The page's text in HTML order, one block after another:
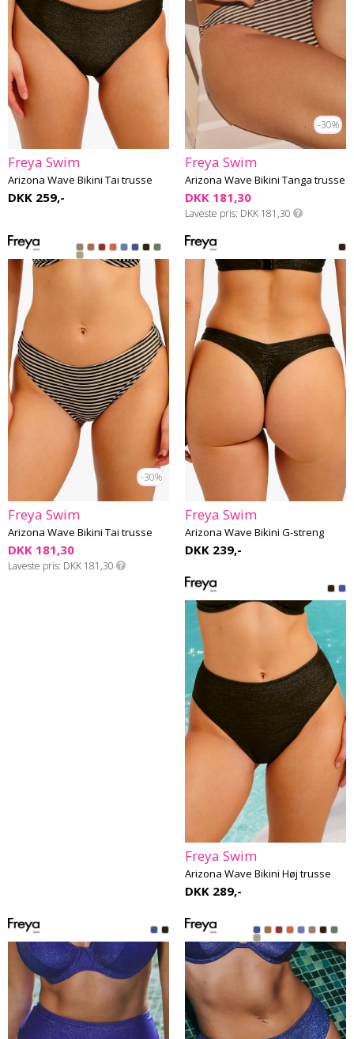
Freya Swim
Arizona Wave Bikini Tai trusse
DKK 259,-
-30%
Freya Swim
Arizona Wave Bikini Tanga trusse
DKK 181,30
Laveste pris DKK 181,30
-30%
Freya Swim
Arizona Wave Bikini Tai trusse
DKK 181,30
Laveste pris DKK 181,30
Freya Swim
Arizona Wave Bikini G-streng
DKK 239,-
Freya Swim
Arizona Wave Bikini Høj trusse
DKK 289,-